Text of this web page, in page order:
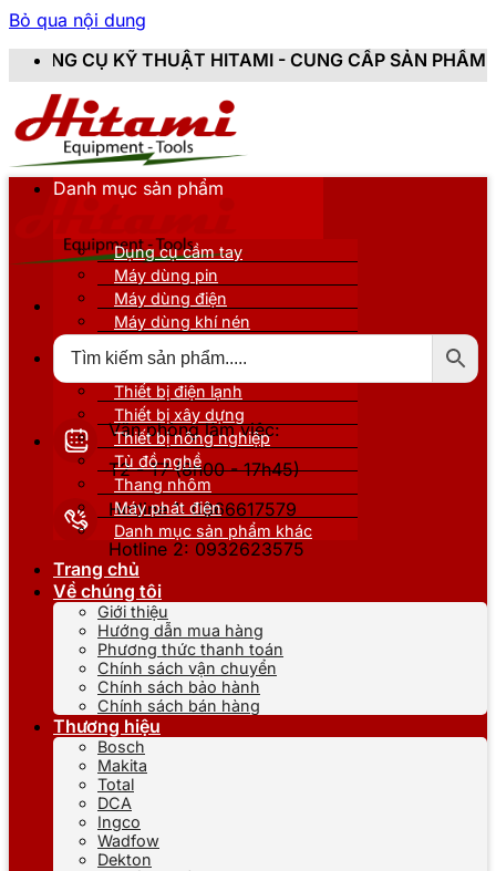
Bỏ qua nội dung
HITAMI - CUNG CẤP SẢN PHẨM CHÍNH HÃNG,
Văn phòng làm việc:
T2 - T7 (8h00 - 17h45)
Hotline 1: 0866617579
Hotline 2: 0932623575
Danh mục sản phẩm
Dụng cụ cầm tay
Máy dùng pin
Máy dùng điện
Máy dùng khí nén
Thiết bị nâng đỡ
Thiết bị điện lạnh
Thiết bị xây dựng
Thiết bị nông nghiệp
Tủ đồ nghề
Thang nhôm
Máy phát điện
Danh mục sản phẩm khác
Trang chủ
Về chúng tôi
Giới thiệu
Hướng dẫn mua hàng
Phương thức thanh toán
Chính sách vận chuyển
Chính sách bảo hành
Chính sách bán hàng
Thương hiệu
Bosch
Makita
Total
DCA
Ingco
Wadfow
Dekton